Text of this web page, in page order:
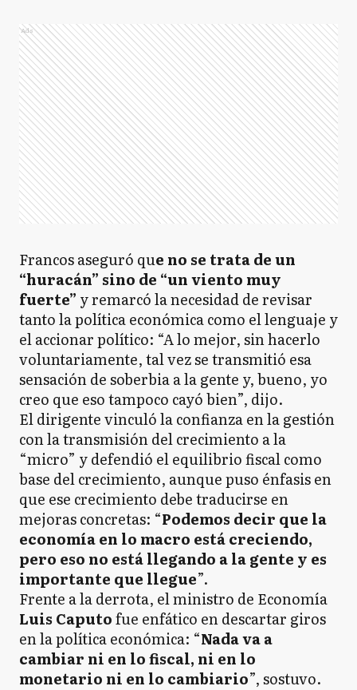
Ads
Francos aseguró que no se trata de un
“huracán” sino de “un viento muy
fuerte” y remarcó la necesidad de revisar
tanto la política económica como el lenguaje y
el accionar político: “A lo mejor, sin hacerlo
voluntariamente, tal vez se transmitió esa
sensación de soberbia a la gente y, bueno, yo
creo que eso tampoco cayó bien”, dijo.
El dirigente vinculó la confianza en la gestión
con la transmisión del crecimiento a la
“micro” y defendió el equilibrio fiscal como
base del crecimiento, aunque puso énfasis en
que ese crecimiento debe traducirse en
mejoras concretas: “Podemos decir que la
economía en lo macro está creciendo,
pero eso no está llegando a la gente y es
importante que llegue”.
Frente a la derrota, el ministro de Economía
Luis Caputofue enfático en descartar giros
en la política económica: “Nada va a
cambiar ni en lo fiscal, ni en lo
monetario ni en lo cambiario”, sostuvo.